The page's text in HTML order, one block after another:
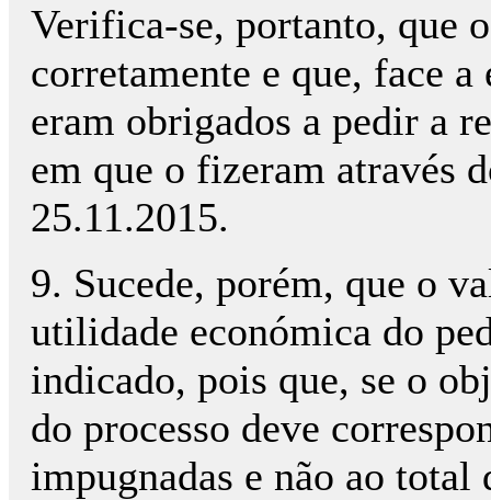
Verifica-se, portanto, que
corretamente e que, face a
eram obrigados a pedir a
em que o fizeram através
25.11.2015.
9. Sucede, porém, que o
utilidade económica do
indicado, pois que, se o
do processo deve
impugnadas e não ao total